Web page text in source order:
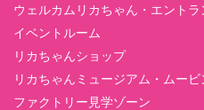
ウェルカムリカちゃん・エントラ
イベントルーム
リカちゃんショップ
リカちゃんミュージアム・ムー
ファクトリー見学ゾーン